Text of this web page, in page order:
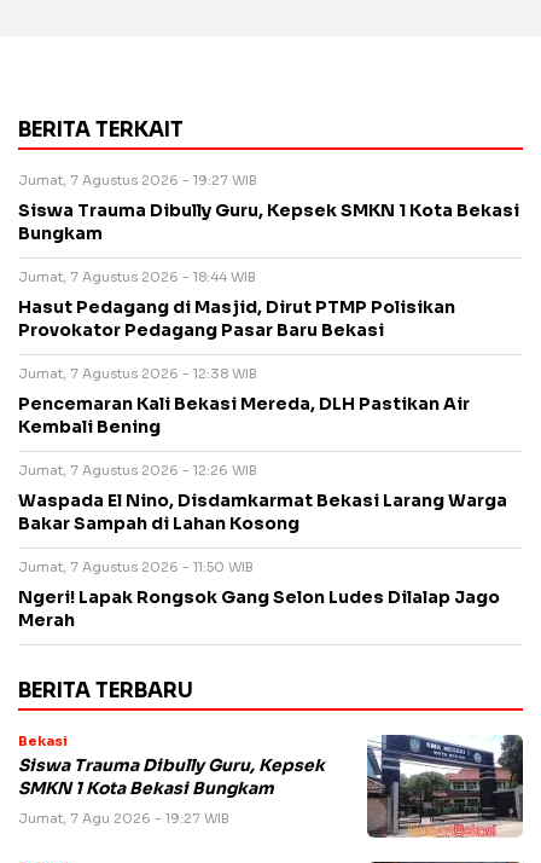
BERITA TERKAIT
Jumat, 7 Agustus 2026 - 19:27 WIB
Siswa Trauma Dibully Guru, Kepsek SMKN 1 Kota Bekasi
Bungkam
Jumat, 7 Agustus 2026 - 18:44 WIB
Hasut Pedagang di Masjid, Dirut PTMP Polisikan
Provokator Pedagang Pasar Baru Bekasi
Jumat, 7 Agustus 2026 - 12:38 WIB
Pencemaran Kali Bekasi Mereda, DLH Pastikan Air
Kembali Bening
Jumat, 7 Agustus 2026 - 12:26 WIB
Waspada El Nino, Disdamkarmat Bekasi Larang Warga
Bakar Sampah di Lahan Kosong
Jumat, 7 Agustus 2026 - 11:50 WIB
Ngeri! Lapak Rongsok Gang Selon Ludes Dilalap Jago
Merah
BERITA TERBARU
Bekasi
Siswa Trauma Dibully Guru, Kepsek
SMKN 1 Kota Bekasi Bungkam
Jumat, 7 Agu 2026 - 19:27 WIB